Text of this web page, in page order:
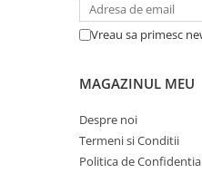
Vreau sa primesc
MAGAZINUL MEU
Despre noi
Termeni si Conditii
Politica de